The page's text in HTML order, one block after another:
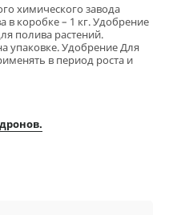
химического завода
в коробке – 1 кг. Удобрение
полива растений.
упаковке. Удобрение Для
в период роста и